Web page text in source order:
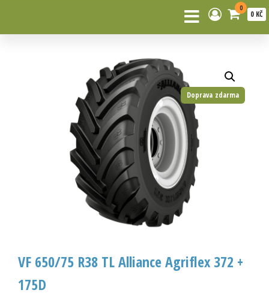
0
0 KČ
Doprava zdarma
VF 650/75 R38 TL Alliance Agriflex 372 +
175D